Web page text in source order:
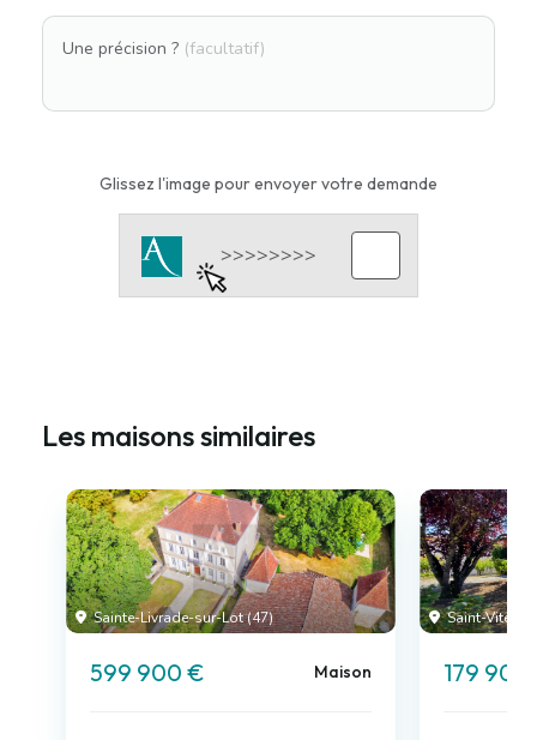
Une précision ? (facultatif)
Glissez l'image pour envoyer votre demande
Les maisons similaires
Sainte-Livrade-sur-Lot (47)
599 900 € Maison
Saint-Vite
179